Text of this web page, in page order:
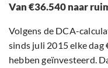
Van €36.540 naar
Volgens de DCA-
sinds juli 2015 elke
hebben geïnvesteerd.